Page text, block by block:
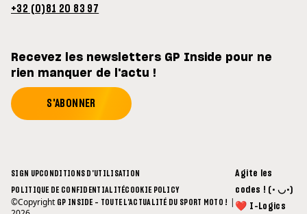
+32 (0)81 20 83 97
Recevez les newsletters GP Inside pour ne
rien manquer de l'actu !
S'ABONNER
SIGN UPCONDITIONS D'UTILISATION
POLITIQUE DE CONFIDENTIALITÉCOOKIE POLICY
©Copyright GP INSIDE - TOUTE L'ACTUALITÉ DU SPORT MOTO ! |
Agite les
codes ! (• ◡•)
❤ I-Logics